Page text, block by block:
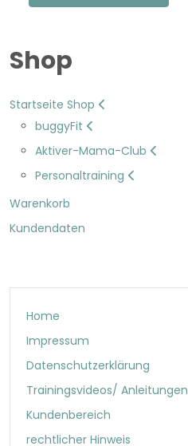
Shop
Startseite Shop
buggyFit
Aktiver-Mama-Club
Personaltraining
Warenkorb
Kundendaten
Home
Impressum
Datenschutzerklärung
Trainingsvideos/ Anleitungen
Kundenbereich
rechtlicher Hinweis